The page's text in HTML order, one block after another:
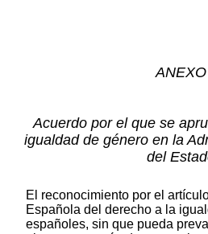
ANEXO
Acuerdo por el que se
igualdad de género en la
del
El reconocimiento por el
Española del derecho a la
españoles, sin que pueda